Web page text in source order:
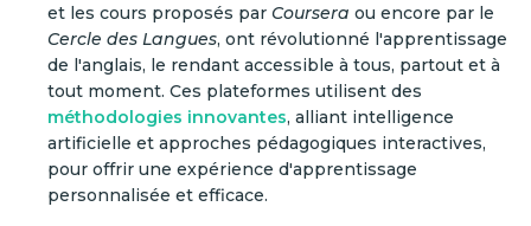
et les cours proposés par Coursera ou encore par le
Cercle des Langues, ont révolutionné l'apprentissage
de l'anglais, le rendant accessible à tous, partout et à
tout moment. Ces plateformes utilisent des
méthodologies innovantes, alliant intelligence
artificielle et approches pédagogiques interactives,
pour offrir une expérience d'apprentissage
personnalisée et efficace.